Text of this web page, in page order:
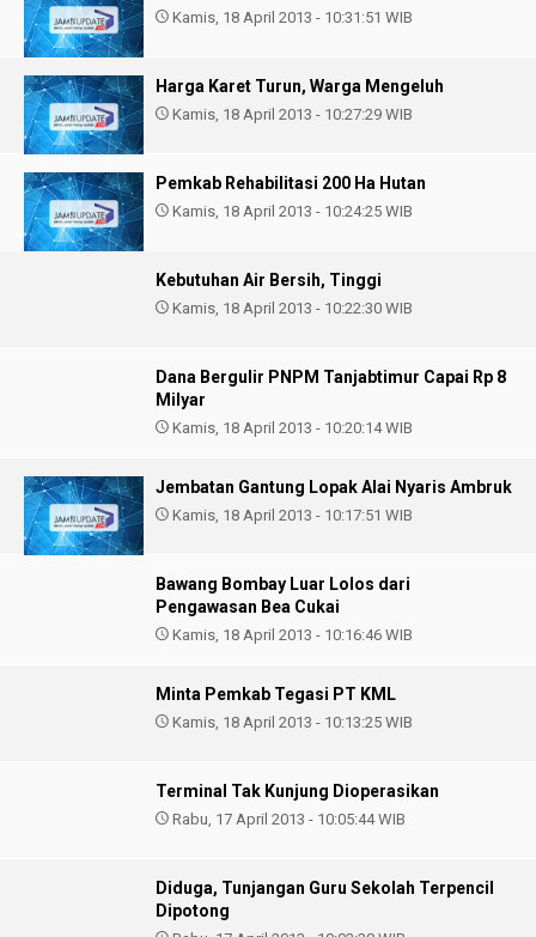
Kamis, 18 April 2013 - 10:31:51 WIB
Harga Karet Turun, Warga Mengeluh
Kamis, 18 April 2013 - 10:27:29 WIB
Pemkab Rehabilitasi 200 Ha Hutan
Kamis, 18 April 2013 - 10:24:25 WIB
Kebutuhan Air Bersih, Tinggi
Kamis, 18 April 2013 - 10:22:30 WIB
Dana Bergulir PNPM Tanjabtimur Capai Rp 8
Milyar
Kamis, 18 April 2013 - 10:20:14 WIB
Jembatan Gantung Lopak Alai Nyaris Ambruk
Kamis, 18 April 2013 - 10:17:51 WIB
Bawang Bombay Luar Lolos dari
Pengawasan Bea Cukai
Kamis, 18 April 2013 - 10:16:46 WIB
Minta Pemkab Tegasi PT KML
Kamis, 18 April 2013 - 10:13:25 WIB
Terminal Tak Kunjung Dioperasikan
Rabu, 17 April 2013 - 10:05:44 WIB
Diduga, Tunjangan Guru Sekolah Terpencil
Dipotong